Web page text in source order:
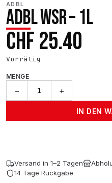
ADBL
ADBL WSR – 1L
CHF25.40
Vorrätig
MENGE
− +
IN DEN
Versand in 1–2 Tagen
14 Tage Rückgabe